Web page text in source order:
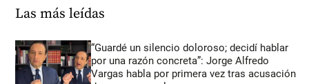
Las más leídas
“Guardé un silencio doloroso; decidí hablar
por una razón concreta”: Jorge Alfredo
Vargas habla por primera vez tras acusación